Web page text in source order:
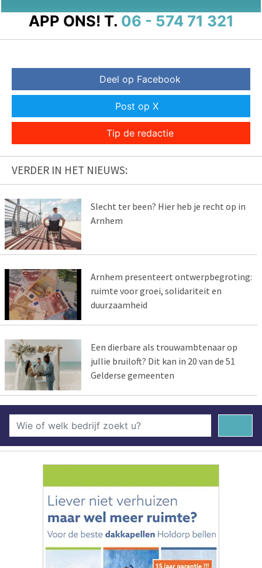
APP ONS! T. 06 - 574 71 321
Deel op Facebook
Post op X
Tip de redactie
VERDER IN HET NIEUWS:
Slecht ter been? Hier heb je recht op in
Arnhem
Arnhem presenteert ontwerpbegroting:
ruimte voor groei, solidariteit en
duurzaamheid
Een dierbare als trouwambtenaar op
jullie bruiloft? Dit kan in 20 van de 51
Gelderse gemeenten